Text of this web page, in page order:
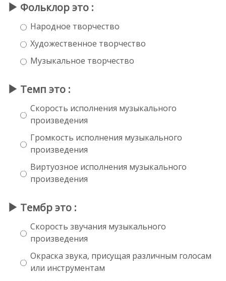
Фольклор это :
Народное творчество
Художественное творчество
Музыкальное творчество
Темп это :
Скорость исполнения музыкального
произведения
Громкость исполнения музыкального
произведения
Виртуозное исполнения музыкального
произведения
Тембр это :
Скорость звучания музыкального
произведения
Окраска звука, присущая различным голосам
или инструментам